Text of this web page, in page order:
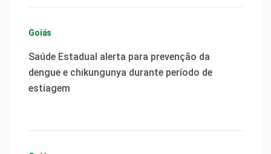
Goiás
Saúde Estadual alerta para prevenção da
dengue e chikungunya durante período de
estiagem